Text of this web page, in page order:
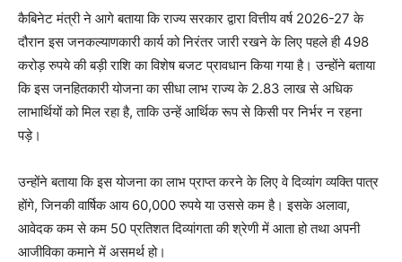
कैबिनेट मंत्री ने आगे बताया कि राज्य सरकार द्वारा वित्तीय वर्ष 2026-27 के
दौरान इस जनकल्याणकारी कार्य को निरंतर जारी रखने के लिए पहले ही 498
करोड़ रुपये की बड़ी राशि का विशेष बजट प्रावधान किया गया है। उन्होंने बताया
कि इस जनहितकारी योजना का सीधा लाभ राज्य के 2.83 लाख से अधिक
लाभार्थियों को मिल रहा है, ताकि उन्हें आर्थिक रूप से किसी पर निर्भर न रहना
पड़े।
उन्होंने बताया कि इस योजना का लाभ प्राप्त करने के लिए वे दिव्यांग व्यक्ति पात्र
होंगे, जिनकी वार्षिक आय 60,000 रुपये या उससे कम है। इसके अलावा,
आवेदक कम से कम 50 प्रतिशत दिव्यांगता की श्रेणी में आता हो तथा अपनी
आजीविका कमाने में असमर्थ हो।